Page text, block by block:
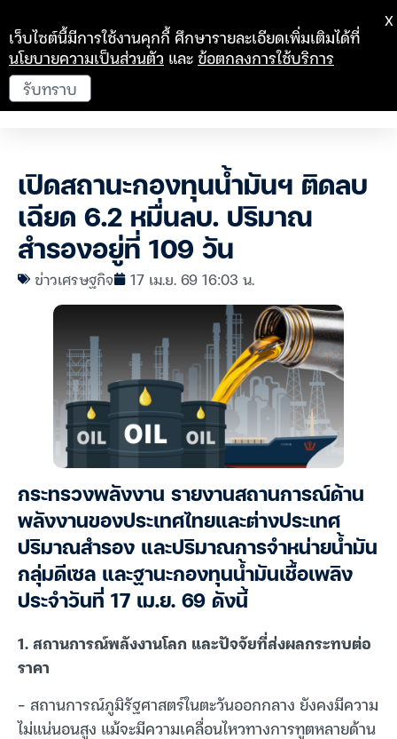
เปิดสถานะกองทุนน้ำมันฯ ติดลบ
เฉียด 6.2 หมื่นลบ. ปริมาณ
สำรองอยู่ที่ 109 วัน
ข่าวเศรษฐกิจ 17 เม.ย. 69 16:03 น.
กระทรวงพลังงาน รายงานสถานการณ์ด้าน
พลังงานของประเทศไทยและต่างประเทศ
ปริมาณสำรอง และปริมาณการจำหน่ายน้ำมัน
กลุ่มดีเซล และฐานะกองทุนน้ำมันเชื้อเพลิง
ประจำวันที่ 17 เม.ย. 69 ดังนี้
1. สถานการณ์พลังงานโลก และปัจจัยที่ส่งผลกระทบต่อ
ราคา
– สถานการณ์ภูมิรัฐศาสตร์ในตะวันออกกลาง ยังคงมีความ
ไม่แน่นอนสูง แม้จะมีความเคลื่อนไหวทางการทูตหลายด้าน
เว็บไซต์นี้มีการใช้งานคุกกี้ ศึกษารายละเอียดเพิ่มเติมได้ที่
นโยบายความเป็นส่วนตัว และข้อตกลงการใช้บริการ
รับทราบ
X